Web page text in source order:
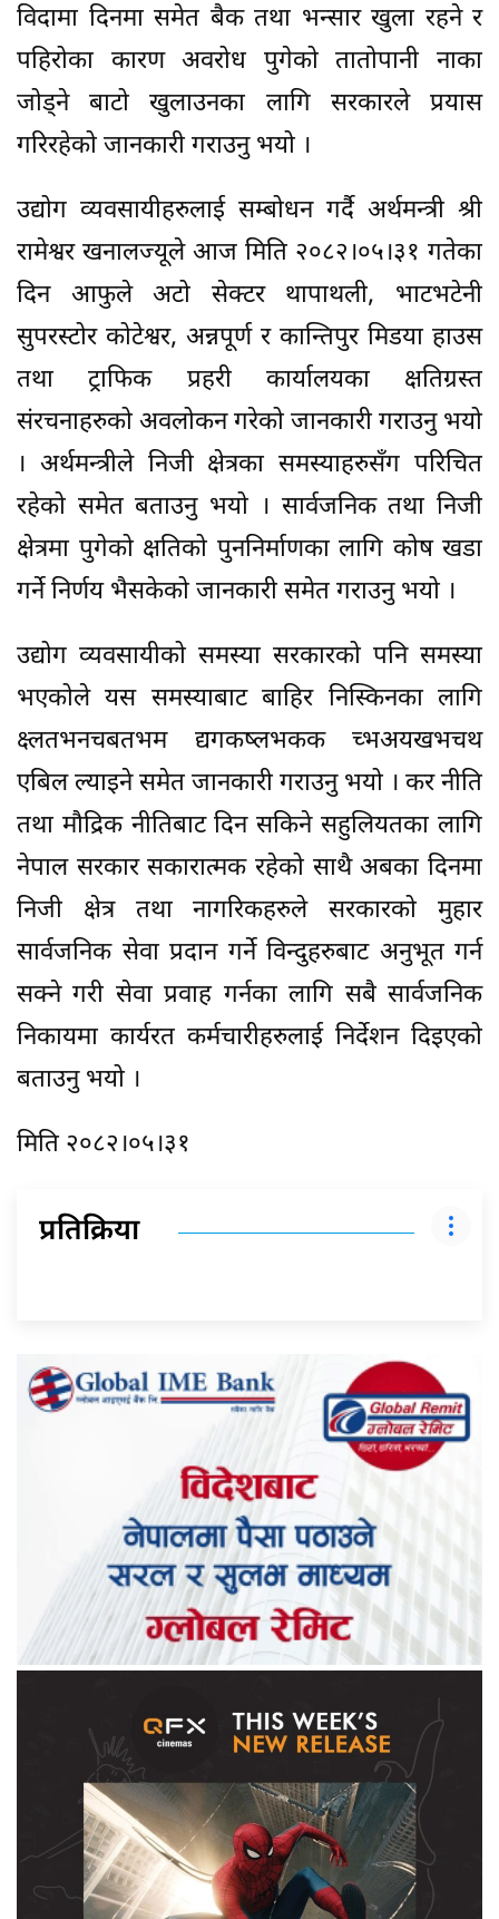
विदामा दिनमा समेत बैक तथा भन्सार खुला रहने र
पहिरोका कारण अवरोध पुगेको तातोपानी नाका
जोड्ने बाटो खुलाउनका लागि सरकारले प्रयास
गरिरहेको जानकारी गराउनु भयो ।
उद्योग व्यवसायीहरुलाई सम्बोधन गर्दै अर्थमन्त्री श्री
रामेश्वर खनालज्यूले आज मिति २०८२।०५।३१ गतेका
दिन आफुले अटो सेक्टर थापाथली, भाटभटेनी
सुपरस्टोर कोटेश्वर, अन्नपूर्ण र कान्तिपुर मिडया हाउस
तथा ट्राफिक प्रहरी कार्यालयका क्षतिग्रस्त
संरचनाहरुको अवलोकन गरेको जानकारी गराउनु भयो
। अर्थमन्त्रीले निजी क्षेत्रका समस्याहरुसँग परिचित
रहेको समेत बताउनु भयो । सार्वजनिक तथा निजी
क्षेत्रमा पुगेको क्षतिको पुननिर्माणका लागि कोष खडा
गर्ने निर्णय भैसकेको जानकारी समेत गराउनु भयो ।
उद्योग व्यवसायीको समस्या सरकारको पनि समस्या
भएकोले यस समस्याबाट बाहिर निस्किनका लागि
क्ष्लतभनचबतभम द्यगकष्लभकक च्भअयखभचथ
एबिल ल्याइने समेत जानकारी गराउनु भयो । कर नीति
तथा मौद्रिक नीतिबाट दिन सकिने सहुलियतका लागि
नेपाल सरकार सकारात्मक रहेको साथै अबका दिनमा
निजी क्षेत्र तथा नागरिकहरुले सरकारको मुहार
सार्वजनिक सेवा प्रदान गर्ने विन्दुहरुबाट अनुभूत गर्न
सक्ने गरी सेवा प्रवाह गर्नका लागि सबै सार्वजनिक
निकायमा कार्यरत कर्मचारीहरुलाई निर्देशन दिइएको
बताउनु भयो ।
मिति २०८२।०५।३१
प्रतिक्रिया